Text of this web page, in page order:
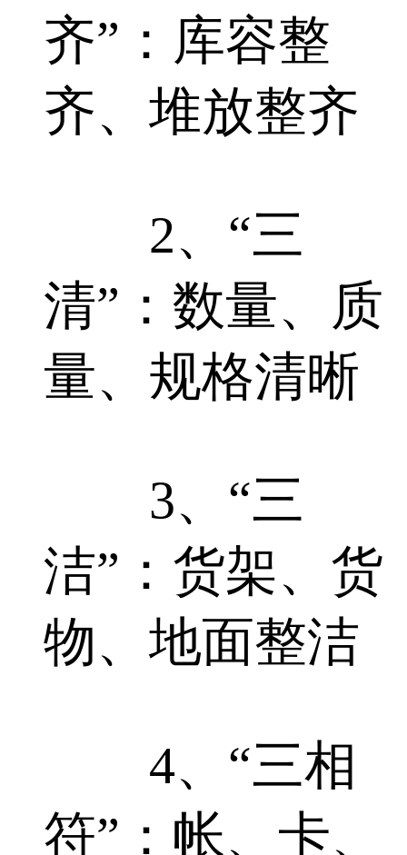
齐”：库容整
齐、堆放整齐
2、“三
清”：数量、质
量、规格清晰
3、“三
洁”：货架、货
物、地面整洁
4、“三相
符”：帐、卡、